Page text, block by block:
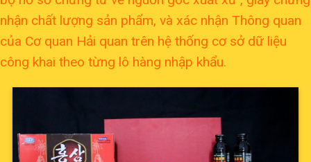
nhận chất lượng sản phẩm, và xác nhận Thông quan
của Cơ quan Hải quan trên hệ thống cơ sở dữ liệu
công khai theo từng lô hàng nhập khẩu.